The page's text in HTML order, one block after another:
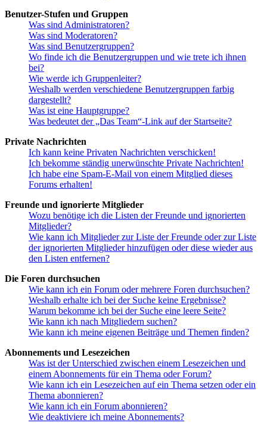
Benutzer-Stufen und Gruppen
Was sind Administratoren?
Was sind Moderatoren?
Was sind Benutzergruppen?
Wo finde ich die Benutzergruppen und wie trete ich ihnen
bei?
Wie werde ich Gruppenleiter?
Weshalb werden verschiedene Benutzergruppen farbig
dargestellt?
Was ist eine Hauptgruppe?
Was bedeutet der „Das Team“-Link auf der Startseite?
Private Nachrichten
Ich kann keine Privaten Nachrichten verschicken!
Ich bekomme ständig unerwünschte Private Nachrichten!
Ich habe eine Spam-E-Mail von einem Mitglied dieses
Forums erhalten!
Freunde und ignorierte Mitglieder
Wozu benötige ich die Listen der Freunde und ignorierten
Mitglieder?
Wie kann ich Mitglieder zur Liste der Freunde oder zur Liste
der ignorierten Mitglieder hinzufügen oder diese wieder aus
den Listen entfernen?
Die Foren durchsuchen
Wie kann ich ein Forum oder mehrere Foren durchsuchen?
Weshalb erhalte ich bei der Suche keine Ergebnisse?
Warum bekomme ich bei der Suche eine leere Seite?
Wie kann ich nach Mitgliedern suchen?
Wie kann ich meine eigenen Beiträge und Themen finden?
Abonnements und Lesezeichen
Was ist der Unterschied zwischen einem Lesezeichen und
einem Abonnements für ein Thema oder Forum?
Wie kann ich ein Lesezeichen auf ein Thema setzen oder ein
Thema abonnieren?
Wie kann ich ein Forum abonnieren?
Wie deaktiviere ich meine Abonnements?